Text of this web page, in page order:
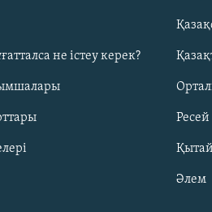
не істеу керек?
Ресей
Қытай
Әлем